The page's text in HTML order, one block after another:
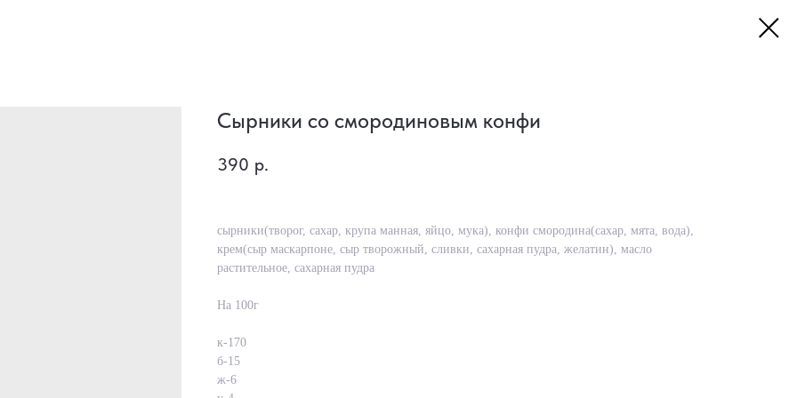
Сырники со смородиновым конфи
390 р.
сырники(творог, сахар, крупа манная, яйцо, мука), конфи смородина(сахар, мята, вода),
крем(сыр маскарпоне, сыр творожный, сливки, сахарная пудра, желатин), масло
растительное, сахарная пудра
На 100г
к-170
б-15
ж-6